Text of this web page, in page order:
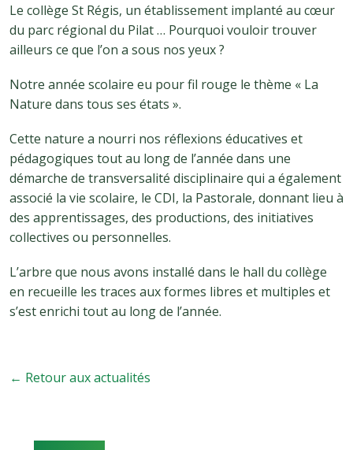
Le collège St Régis, un établissement implanté au cœur
du parc régional du Pilat … Pourquoi vouloir trouver
ailleurs ce que l’on a sous nos yeux ?
Notre année scolaire eu pour fil rouge le thème « La
Nature dans tous ses états ».
Cette nature a nourri nos réflexions éducatives et
pédagogiques tout au long de l’année dans une
démarche de transversalité disciplinaire qui a également
associé la vie scolaire, le CDI, la Pastorale, donnant lieu à
des apprentissages, des productions, des initiatives
collectives ou personnelles.
L’arbre que nous avons installé dans le hall du collège
en recueille les traces aux formes libres et multiples et
s’est enrichi tout au long de l’année.
← Retour aux actualités